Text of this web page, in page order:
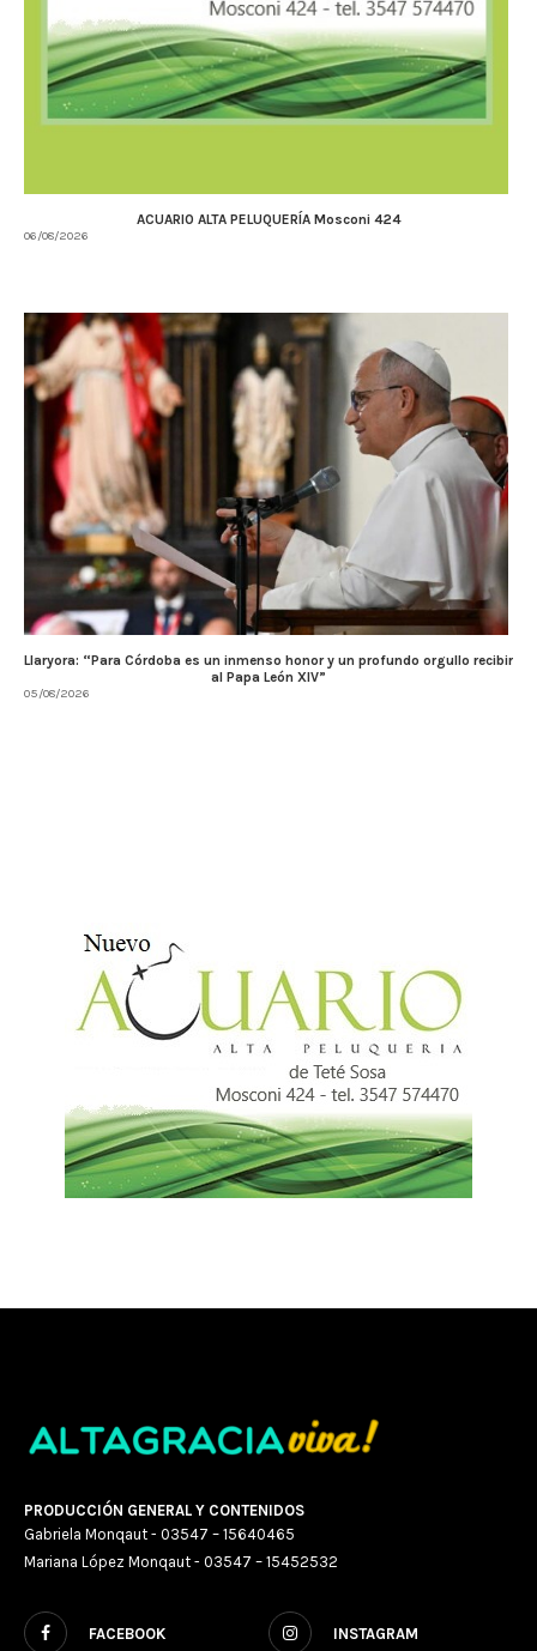
ACUARIO ALTA PELUQUERÍA Mosconi 424
06/08/2026
Llaryora: “Para Córdoba es un inmenso honor y un profundo orgullo recibir
al Papa León XIV”
05/08/2026
PRODUCCIÓN GENERAL Y CONTENIDOS
Gabriela Monqaut - 03547 – 15640465
Mariana López Monqaut - 03547 – 15452532
FACEBOOK INSTAGRAM